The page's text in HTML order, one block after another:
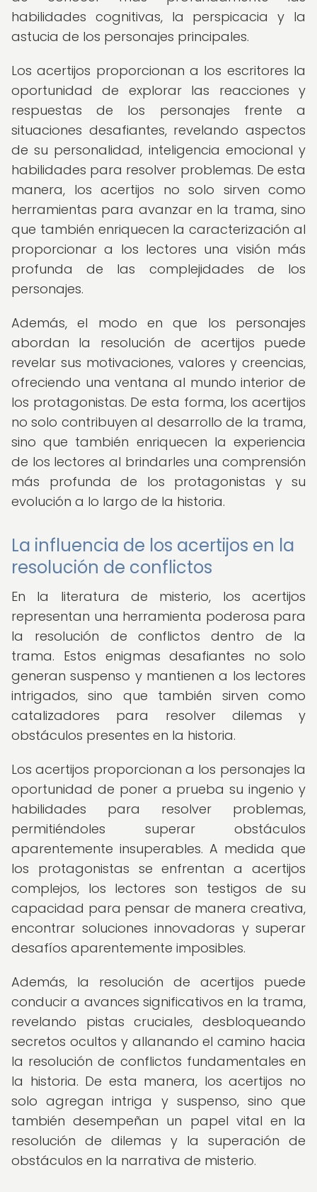
habilidades cognitivas, la perspicacia y la
astucia de los personajes principales.
Los acertijos proporcionan a los escritores la
oportunidad de explorar las reacciones y
respuestas de los personajes frente a
situaciones desafiantes, revelando aspectos
de su personalidad, inteligencia emocional y
habilidades para resolver problemas. De esta
manera, los acertijos no solo sirven como
herramientas para avanzar en la trama, sino
que también enriquecen la caracterización al
proporcionar a los lectores una visión más
profunda de las complejidades de los
personajes.
Además, el modo en que los personajes
abordan la resolución de acertijos puede
revelar sus motivaciones, valores y creencias,
ofreciendo una ventana al mundo interior de
los protagonistas. De esta forma, los acertijos
no solo contribuyen al desarrollo de la trama,
sino que también enriquecen la experiencia
de los lectores al brindarles una comprensión
más profunda de los protagonistas y su
evolución a lo largo de la historia.
La influencia de los acertijos en la
resolución de conflictos
En la literatura de misterio, los acertijos
representan una herramienta poderosa para
la resolución de conflictos dentro de la
trama. Estos enigmas desafiantes no solo
generan suspenso y mantienen a los lectores
intrigados, sino que también sirven como
catalizadores para resolver dilemas y
obstáculos presentes en la historia.
Los acertijos proporcionan a los personajes la
oportunidad de poner a prueba su ingenio y
habilidades para resolver problemas,
permitiéndoles superar obstáculos
aparentemente insuperables. A medida que
los protagonistas se enfrentan a acertijos
complejos, los lectores son testigos de su
capacidad para pensar de manera creativa,
encontrar soluciones innovadoras y superar
desafíos aparentemente imposibles.
Además, la resolución de acertijos puede
conducir a avances significativos en la trama,
revelando pistas cruciales, desbloqueando
secretos ocultos y allanando el camino hacia
la resolución de conflictos fundamentales en
la historia. De esta manera, los acertijos no
solo agregan intriga y suspenso, sino que
también desempeñan un papel vital en la
resolución de dilemas y la superación de
obstáculos en la narrativa de misterio.